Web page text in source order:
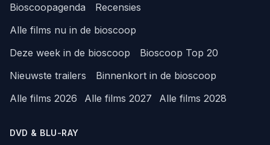
Bioscoopagenda
Recensies
Alle films nu in de bioscoop
Deze week in de bioscoop
Bioscoop Top 20
Nieuwste trailers
Binnenkort in de bioscoop
Alle films 2026
Alle films 2027 Alle films 2028
DVD & BLU-RAY